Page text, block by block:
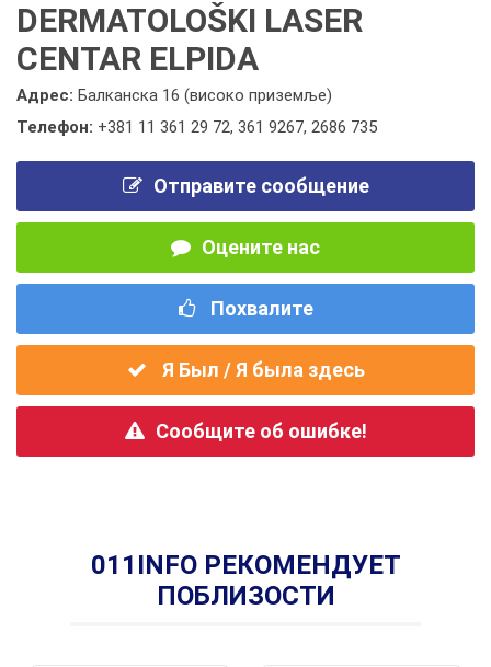
DERMATOLOŠKI LASER
CENTAR ELPIDA
Адрес: Балканска 16 (високо приземље)
Телефон: +381 11 361 29 72, 361 9267, 2686 735
Отправите сообщение
Оцените нас
Похвалите
Я Был / Я была здесь
Сообщите об ошибке!
011INFO РЕКОМЕНДУЕТ
ПОБЛИЗОСТИ